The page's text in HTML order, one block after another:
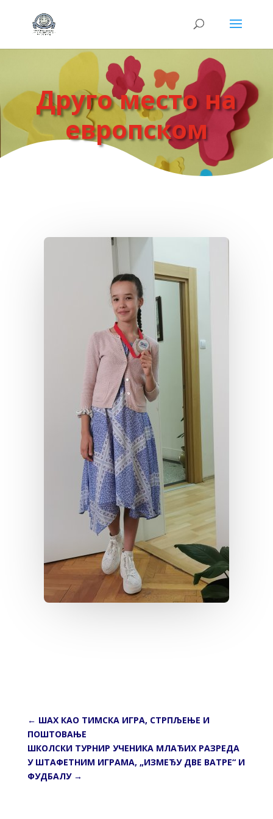
Друго место на
европском
← ШАХ КАО ТИМСКА ИГРА, СТРПЉЕЊЕ И
ПОШТОВАЊЕ
ШКОЛСКИ ТУРНИР УЧЕНИКА МЛАЂИХ РАЗРЕДА
У ШТАФЕТНИМ ИГРАМА, „ИЗМЕЂУ ДВЕ ВАТРЕ“ И
ФУДБАЛУ→